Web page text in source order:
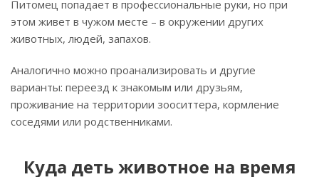
Питомец попадает в профессиональные руки, но при
этом живет в чужом месте – в окружении других
животных, людей, запахов.
Аналогично можно проанализировать и другие
варианты: переезд к знакомым или друзьям,
проживание на территории зооситтера, кормление
соседями или родственниками.
Куда деть животное на время